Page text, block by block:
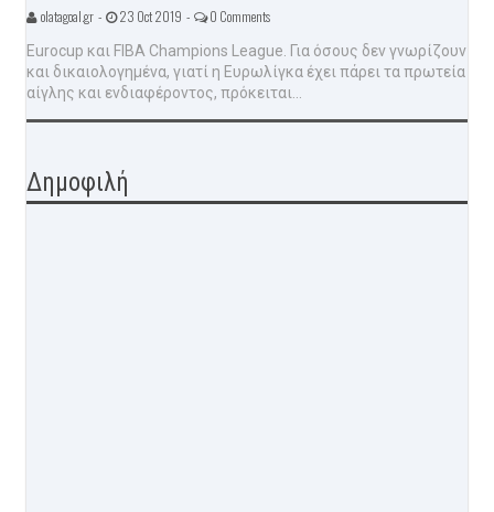
olatagoal.gr - 23 Oct 2019 - 0 Comments
Eurocup και FIBA Champions League. Για όσους δεν γνωρίζουν
και δικαιολογημένα, γιατί η Ευρωλίγκα έχει πάρει τα πρωτεία
αίγλης και ενδιαφέροντος, πρόκειται...
Δημοφιλή